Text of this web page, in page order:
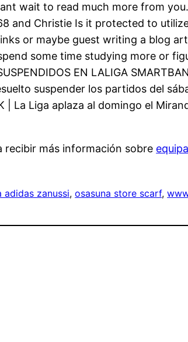
wait to read much more from
and Christie Is it protected to
or maybe guest writing a blog
some time studying more or
EN LALIGA
suspender los partidos del
| La Liga aplaza al domingo el
recibir más información sobre
adidas zanussi, osasuna store scarf,